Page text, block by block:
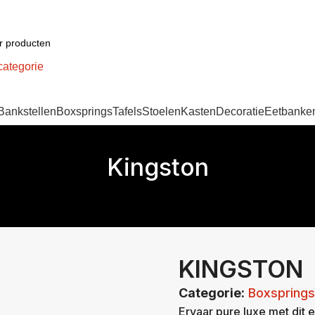
BoxspringsTafelsStoelenKastenDecoratie
Kingston
KINGSTON
Categorie: Boxsprings
Ervaar pure luxe met dit